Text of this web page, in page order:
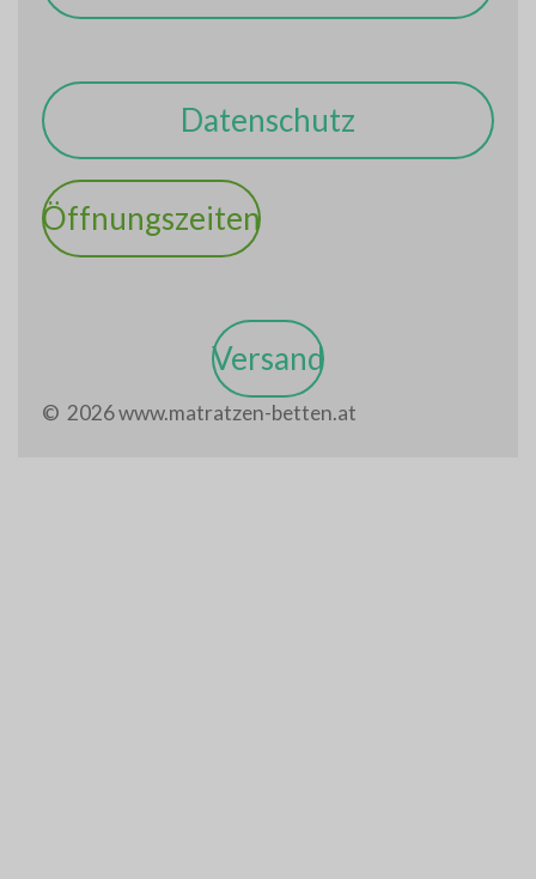
Datenschutz
Öffnungszeiten
Versand
© 2026 www.matratzen-betten.at